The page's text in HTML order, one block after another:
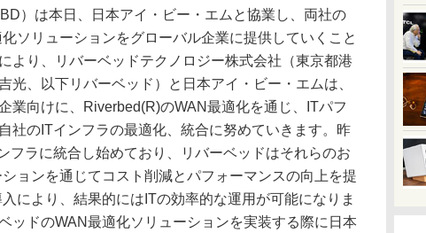
）は本日、日本アイ・ビー・エムと協業し、両社の
ソリューションをグローバル企業に提供していくこと
より、リバーベッドテクノロジー株式会社（東京都港
、以下リバーベッド）と日本アイ・ビー・エムは、
業向けに、Riverbed(R)のWAN最適化を通じ、ITパフ
社のITインフラの最適化、統合に努めていきます。昨
フラに統合し始めており、リバーベッドはそれらのお
ョンを通じてコスト削減とパフォーマンスの向上を提
により、結果的にはITの効率的な運用が可能になりま
ッドのWAN最適化ソリューションを実装する際に日本